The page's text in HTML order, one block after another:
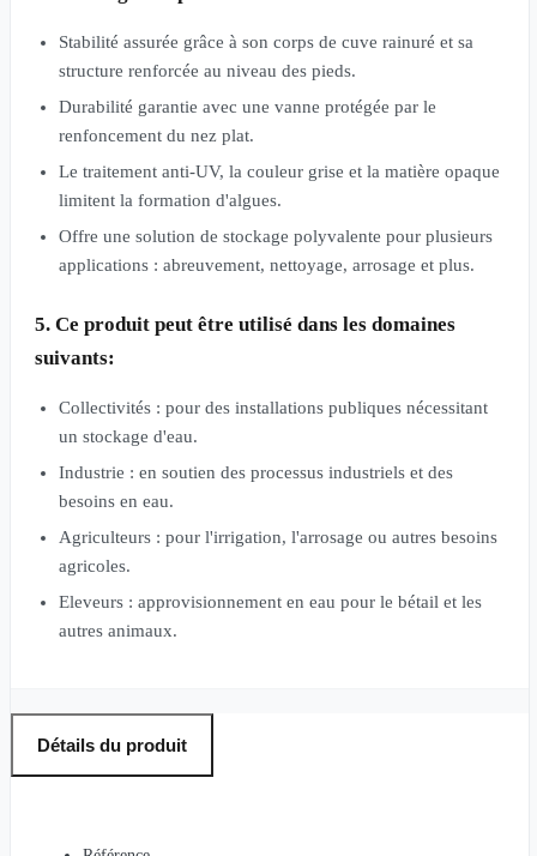
Stabilité assurée grâce à son corps de cuve rainuré et sa
structure renforcée au niveau des pieds.
Durabilité garantie avec une vanne protégée par le
renfoncement du nez plat.
Le traitement anti-UV, la couleur grise et la matière opaque
limitent la formation d'algues.
Offre une solution de stockage polyvalente pour plusieurs
applications : abreuvement, nettoyage, arrosage et plus.
5. Ce produit peut être utilisé dans les domaines
suivants:
Collectivités : pour des installations publiques nécessitant
un stockage d'eau.
Industrie : en soutien des processus industriels et des
besoins en eau.
Agriculteurs : pour l'irrigation, l'arrosage ou autres besoins
agricoles.
Eleveurs : approvisionnement en eau pour le bétail et les
autres animaux.
Détails du produit